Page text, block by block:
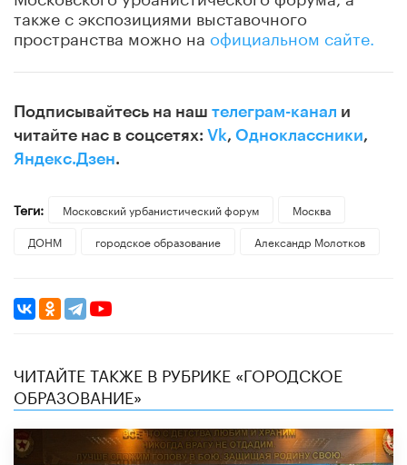
также с экспозициями выставочного
пространства можно на официальном сайте.
Подписывайтесь на наш телеграм-канал и
читайте нас в соцсетях: Vk, Одноклассники,
Яндекс.Дзен.
Теги: Московский урбанистический форум
Москва
ДОНМ
городское образование ​Александр Молотков
ЧИТАЙТЕ ТАКЖЕ В РУБРИКЕ «ГОРОДСКОЕ
ОБРАЗОВАНИЕ»